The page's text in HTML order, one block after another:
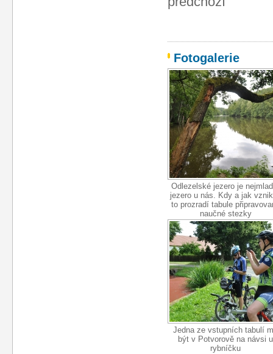
Fotogalerie
Odlezelské jezero je
jezero u nás. Kdy a jak
to prozradí tabule
naučné stezky
Jedna ze vstupních tabulí
být v Potvorově na návsi u
rybníčku